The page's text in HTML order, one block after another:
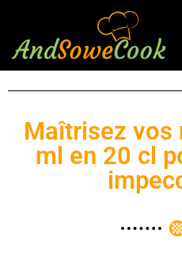
Maîtrisez vos
ml en 20 cl